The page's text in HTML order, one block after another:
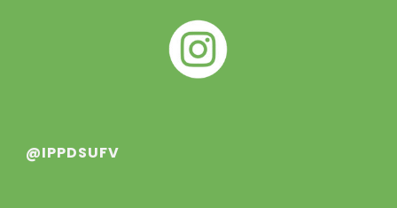
@IPPDSUFV